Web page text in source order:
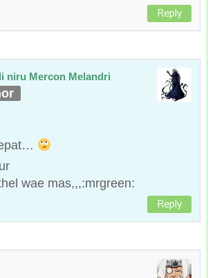
Reply
niru Mercon Melandri
wae mas,,,:mrgreen:
Reply